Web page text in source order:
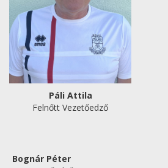
Páli Attila
Felnőtt Vezetőedző
Bognár Péter